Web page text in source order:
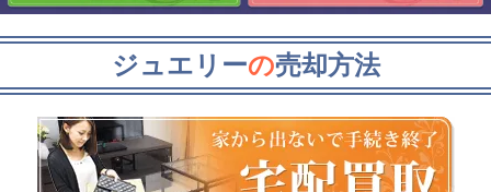
ジュエリーの売却方法